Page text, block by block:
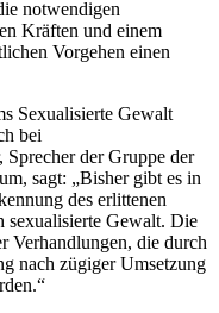
notwendigen
Kräften und einem
Vorgehen einen
Sexualisierte Gewalt
bei
der Gruppe der
sagt: „Bisher gibt es in
des erlittenen
sexualisierte Gewalt. Die
Verhandlungen, die durch
nach zügiger Umsetzung